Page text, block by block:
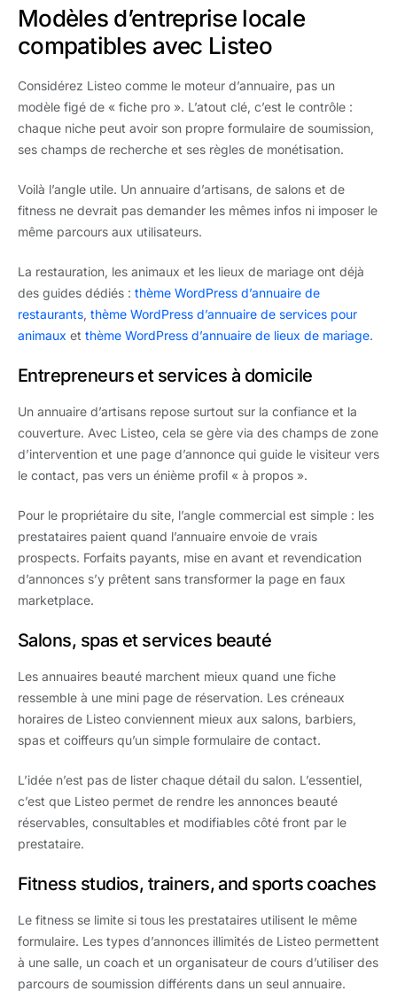
Modèles d’entreprise locale
compatibles avec Listeo
Considérez Listeo comme le moteur d’annuaire, pas un
modèle figé de « fiche pro ». L’atout clé, c’est le contrôle :
chaque niche peut avoir son propre formulaire de soumission,
ses champs de recherche et ses règles de monétisation.
Voilà l’angle utile. Un annuaire d’artisans, de salons et de
fitness ne devrait pas demander les mêmes infos ni imposer le
même parcours aux utilisateurs.
La restauration, les animaux et les lieux de mariage ont déjà
des guides dédiés : thème WordPress d’annuaire de
restaurants, thème WordPress d’annuaire de services pour
animaux et thème WordPress d’annuaire de lieux de mariage.
Entrepreneurs et services à domicile
Un annuaire d’artisans repose surtout sur la confiance et la
couverture. Avec Listeo, cela se gère via des champs de zone
d’intervention et une page d’annonce qui guide le visiteur vers
le contact, pas vers un énième profil « à propos ».
Pour le propriétaire du site, l’angle commercial est simple : les
prestataires paient quand l’annuaire envoie de vrais
prospects. Forfaits payants, mise en avant et revendication
d’annonces s’y prêtent sans transformer la page en faux
marketplace.
Salons, spas et services beauté
Les annuaires beauté marchent mieux quand une fiche
ressemble à une mini page de réservation. Les créneaux
horaires de Listeo conviennent mieux aux salons, barbiers,
spas et coiffeurs qu’un simple formulaire de contact.
L’idée n’est pas de lister chaque détail du salon. L’essentiel,
c’est que Listeo permet de rendre les annonces beauté
réservables, consultables et modifiables côté front par le
prestataire.
Fitness studios, trainers, and sports coaches
Le fitness se limite si tous les prestataires utilisent le même
formulaire. Les types d’annonces illimités de Listeo permettent
à une salle, un coach et un organisateur de cours d’utiliser des
parcours de soumission différents dans un seul annuaire.